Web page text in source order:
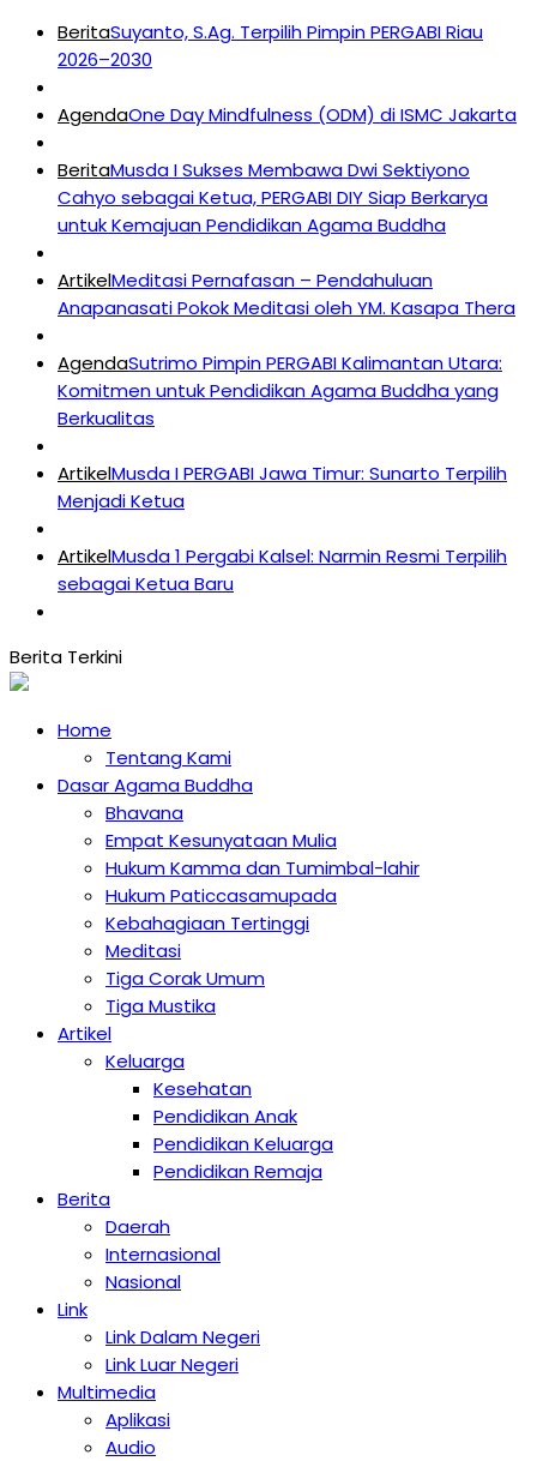
BeritaSuyanto, S.Ag. Terpilih Pimpin PERGABI Riau
2026–2030
AgendaOne Day Mindfulness (ODM) di ISMC Jakarta
BeritaMusda I Sukses Membawa Dwi Sektiyono
Cahyo sebagai Ketua, PERGABI DIY Siap Berkarya
untuk Kemajuan Pendidikan Agama Buddha
ArtikelMeditasi Pernafasan – Pendahuluan
Anapanasati Pokok Meditasi oleh YM. Kasapa Thera
AgendaSutrimo Pimpin PERGABI Kalimantan Utara:
Komitmen untuk Pendidikan Agama Buddha yang
Berkualitas
ArtikelMusda I PERGABI Jawa Timur: Sunarto Terpilih
Menjadi Ketua
ArtikelMusda 1 Pergabi Kalsel: Narmin Resmi Terpilih
sebagai Ketua Baru
Home
Tentang Kami
Dasar Agama Buddha
Bhavana
Empat Kesunyataan Mulia
Hukum Kamma dan Tumimbal-lahir
Hukum Paticcasamupada
Kebahagiaan Tertinggi
Meditasi
Tiga Corak Umum
Tiga Mustika
Artikel
Keluarga
Kesehatan
Pendidikan Anak
Pendidikan Keluarga
Pendidikan Remaja
Berita
Daerah
Internasional
Nasional
Link
Link Dalam Negeri
Link Luar Negeri
Multimedia
Aplikasi
Audio